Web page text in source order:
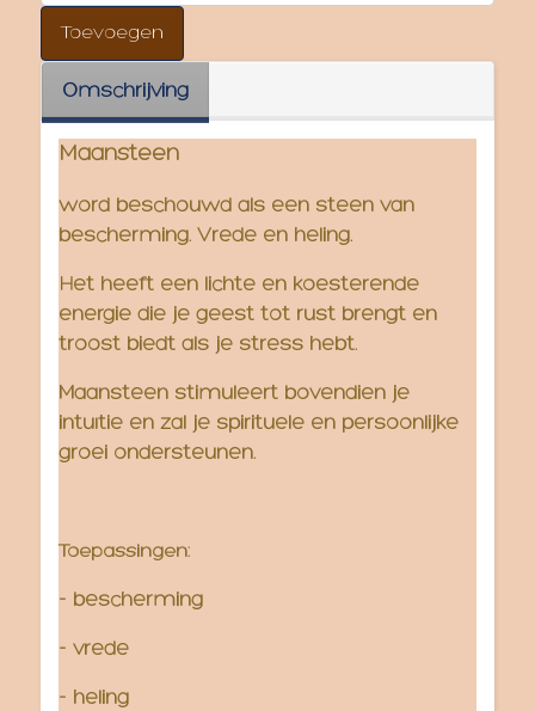
Omschrijving
Maansteen
word beschouwd als een steen van
bescherming. Vrede en heling.
Het heeft een lichte en koesterende
energie die je geest tot rust brengt en
troost biedt als je stress hebt.
Maansteen stimuleert bovendien je
intuïtie en zal je spirituele en persoonlijke
groei ondersteunen.
Toepassingen:
- bescherming
- vrede
- heling